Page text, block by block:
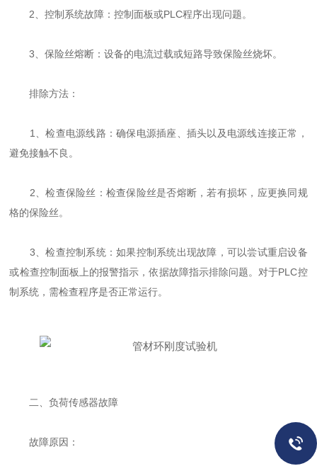
2、控制系统故障：控制面板或PLC程序出现问题。
3、保险丝熔断：设备的电流过载或短路导致保险丝烧坏。
排除方法：
1、检查电源线路：确保电源插座、插头以及电源线连接正常，
避免接触不良。
2、检查保险丝：检查保险丝是否熔断，若有损坏，应更换同规
格的保险丝。
3、检查控制系统：如果控制系统出现故障，可以尝试重启设备
或检查控制面板上的报警指示，依据故障指示排除问题。对于PLC控
制系统，需检查程序是否正常运行。
二、负荷传感器故障
故障原因：